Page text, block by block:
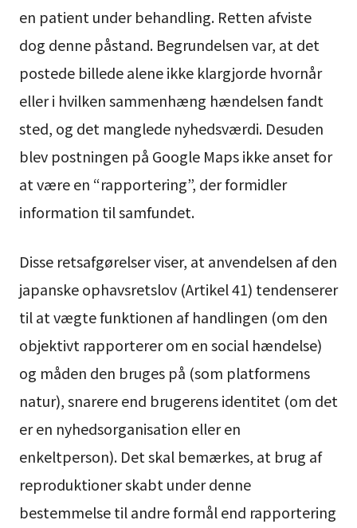
en patient under behandling. Retten afviste
dog denne påstand. Begrundelsen var, at det
postede billede alene ikke klargjorde hvornår
eller i hvilken sammenhæng hændelsen fandt
sted, og det manglede nyhedsværdi. Desuden
blev postningen på Google Maps ikke anset for
at være en “rapportering”, der formidler
information til samfundet.
Disse retsafgørelser viser, at anvendelsen af den
japanske ophavsretslov (Artikel 41) tendenserer
til at vægte funktionen af handlingen (om den
objektivt rapporterer om en social hændelse)
og måden den bruges på (som platformens
natur), snarere end brugerens identitet (om det
er en nyhedsorganisation eller en
enkeltperson). Det skal bemærkes, at brug af
reproduktioner skabt under denne
bestemmelse til andre formål end rapportering